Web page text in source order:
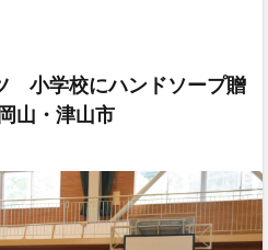
小学校にハンドソープ贈
山・津山市